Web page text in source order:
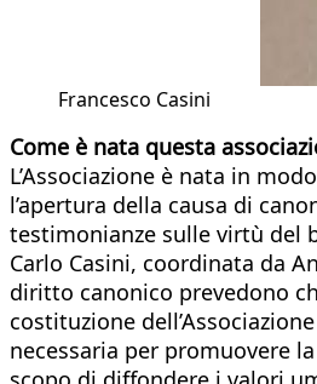
Francesco Casini
Come è nata questa
L’Associazione è nata in
l’apertura della causa di
testimonianze sulle virtù del
Carlo Casini, coordinata da
diritto canonico prevedono
costituzione
necessaria per promuovere